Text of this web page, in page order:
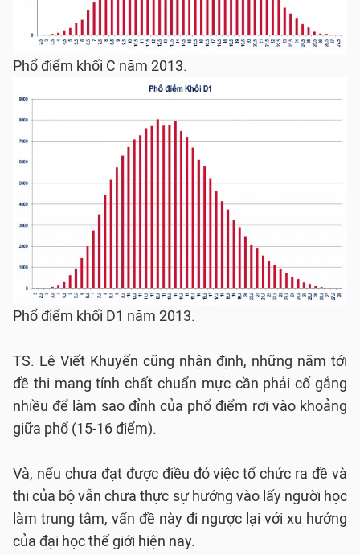
Phổ điểm khối C năm 2013.
Phổ điểm khối D1 năm 2013.
TS. Lê Viết Khuyến cũng nhận định, những năm tới
đề thi mang tính chất chuẩn mực cần phải cố gắng
nhiều để làm sao đỉnh của phổ điểm rơi vào khoảng
giữa phổ (15-16 điểm).
Và, nếu chưa đạt được điều đó việc tổ chức ra đề và
thi của bộ vẫn chưa thực sự hướng vào lấy người học
làm trung tâm, vấn đề này đi ngược lại với xu hướng
của đại học thế giới hiện nay.